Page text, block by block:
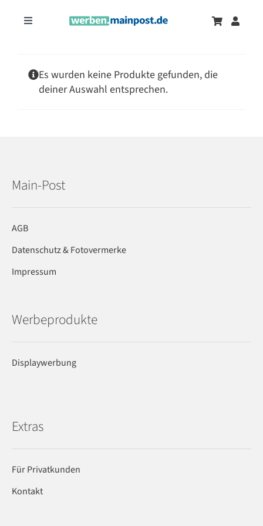
InhaltToggle
Zeitungsanzeigen
Es wurden keine Produkte gefunden, die
deiner Auswahl entsprechen.
Main-Post
AGB
Datenschutz & Fotovermerke
Impressum
Werbeprodukte
Displaywerbung
Extras
Für Privatkunden
Kontakt